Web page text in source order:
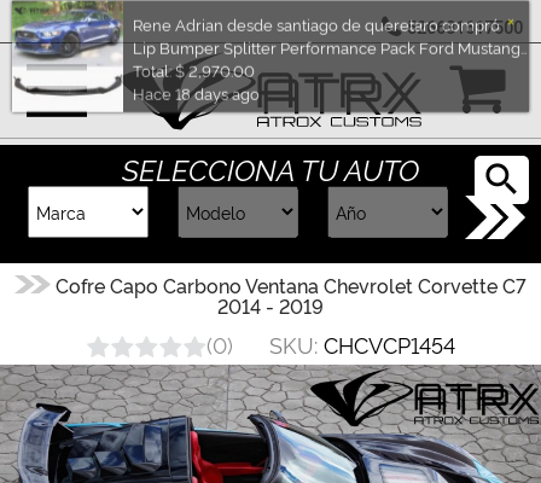
Marcas
Reputación
Cotizador
Contacto
526631617500
SELECCIONA TU AUTO
Cofre Capo Carbono Ventana Chevrolet Corvette C7
2014 - 2019
(0) SKU: CHCVCP1454
Rene Adrian desde santiago de queretaro compró
Lip Bumper Splitter Performance Pack Ford Mustang 2015 - 2017
Total: $ 2,970.00
Hace 18 days ago